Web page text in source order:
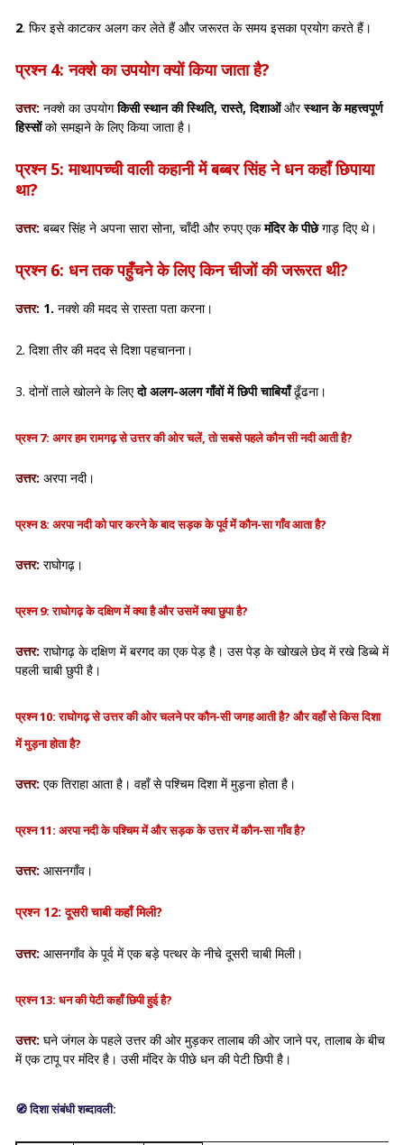
2. फिर इसे काटकर अलग कर लेते हैं और जरूरत के समय इसका प्रयोग करते हैं।
प्रश्न 4: नक्शे का उपयोग क्यों किया जाता है?
उत्तर: नक्शे का उपयोगकिसी स्थान की स्थिति, रास्ते, दिशाओंऔरस्थान के महत्त्वपूर्ण
हिस्सोंको समझने के लिए किया जाता है।
प्रश्न 5: माथापच्ची वाली कहानी में बब्बर सिंह ने धन कहाँ छिपाया
था?
उत्तर: बब्बर सिंह ने अपना सारा सोना, चाँदी और रुपए एकमंदिर के पीछेगाड़ दिए थे।
प्रश्न 6: धन तक पहुँचने के लिए किन चीजों की जरूरत थी?
उत्तर: 1. नक्शे की मदद से रास्ता पता करना।
2. दिशा तीर की मदद से दिशा पहचानना।
3. दोनों ताले खोलने के लिएदो अलग-अलग गाँवों में छिपी चाबियाँढूँढना।
प्रश्न 7: अगर हम रामगढ़ से उत्तर की ओर चलें, तो सबसे पहले कौन सी नदी आती है?
उत्तर: अरपा नदी।
प्रश्न 8: अरपा नदी को पार करने के बाद सड़क के पूर्व में कौन-सा गाँव आता है?
उत्तर: राघोगढ़।
प्रश्न 9: राघोगढ़ के दक्षिण में क्या है और उसमें क्या छुपा है?
उत्तर: राघोगढ़ के दक्षिण में बरगद का एक पेड़ है। उस पेड़ के खोखले छेद में रखे डिब्बे में
पहली चाबी छुपी है।
प्रश्न 10: राघोगढ़ से उत्तर की ओर चलने पर कौन-सी जगह आती है? और वहाँ से किस दिशा
में मुड़ना होता है?
उत्तर: एक तिराहा आता है। वहाँ से पश्चिम दिशा में मुड़ना होता है।
प्रश्न 11: अरपा नदी के पश्चिम में और सड़क के उत्तर में कौन-सा गाँव है?
उत्तर: आसनगाँव।
प्रश्न 12: दूसरी चाबी कहाँ मिली?
उत्तर: आसनगाँव के पूर्व में एक बड़े पत्थर के नीचे दूसरी चाबी मिली।
प्रश्न 13: धन की पेटी कहाँ छिपी हुई है?
उत्तर: घने जंगल के पहले उत्तर की ओर मुड़कर तालाब की ओर जाने पर, तालाब के बीच
में एक टापू पर मंदिर है। उसी मंदिर के पीछे धन की पेटी छिपी है।
🧭दिशा संबंधी शब्दावली: